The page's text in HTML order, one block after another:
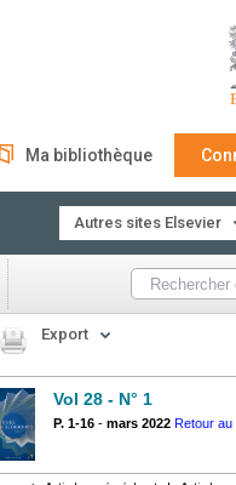
Ma bibliothèque
Autres sites Elsevier
Export
Vol 28 - N° 1
P. 1-16 - mars 2022 Retour au